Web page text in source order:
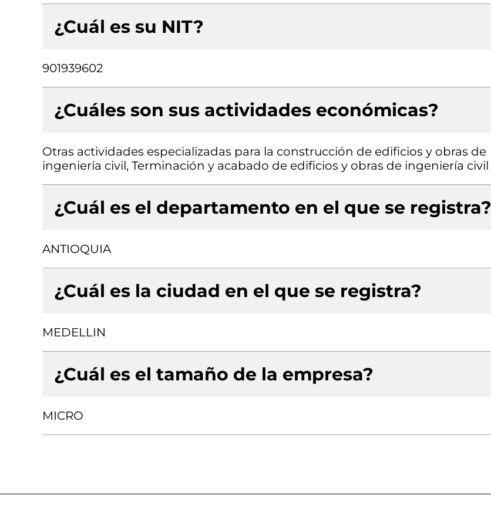
¿Cuál es su NIT?
901939602
¿Cuáles son sus actividades económicas?
Otras actividades especializadas para la construcción de edificios y obras de
ingeniería civil, Terminación y acabado de edificios y obras de ingeniería civil
¿Cuál es el departamento en el que se registra?
ANTIOQUIA
¿Cuál es la ciudad en el que se registra?
MEDELLIN
¿Cuál es el tamaño de la empresa?
MICRO